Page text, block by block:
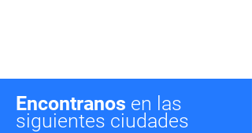
Encontranos en las
siguientes ciudades